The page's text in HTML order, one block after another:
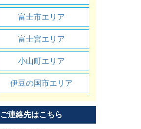
富士市エリア
富士宮エリア
小山町エリア
伊豆の国市エリア
ご連絡先はこちら